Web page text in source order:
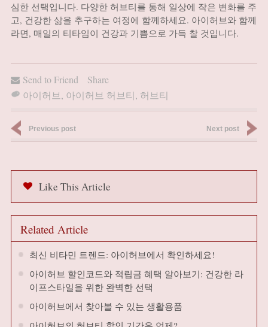
심한 선택입니다. 다양한 허브티를 통해 일상에 작은 변화를 주
고, 건강한 삶을 추구하는 여정에 함께하세요. 아이허브와 함께
라면, 매일의 티타임이 건강과 기쁨으로 가득 찰 것입니다.
Send to Friend
Share
아이허브, 아이허브 허브티, 허브티
Previous post Next post
Like This Article
Related Article
최신 비타민 트렌드: 아이허브에서 확인하세요!
아이허브 할인코드와 적립금 혜택 알아보기: 건강한 라
이프스타일을 위한 완벽한 선택
아이허브에서 찾아볼 수 있는 생활용품